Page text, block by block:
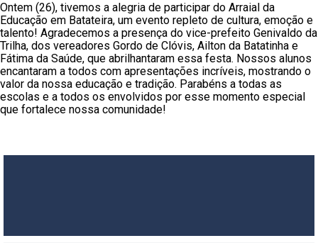
Ontem (26), tivemos a alegria de participar do Arraial da
Educação em Batateira, um evento repleto de cultura, emoção e
talento! Agradecemos a presença do vice-prefeito Genivaldo da
Trilha, dos vereadores Gordo de Clóvis, Ailton da Batatinha e
Fátima da Saúde, que abrilhantaram essa festa. Nossos alunos
encantaram a todos com apresentações incríveis, mostrando o
valor da nossa educação e tradição. Parabéns a todas as
escolas e a todos os envolvidos por esse momento especial
que fortalece nossa comunidade!